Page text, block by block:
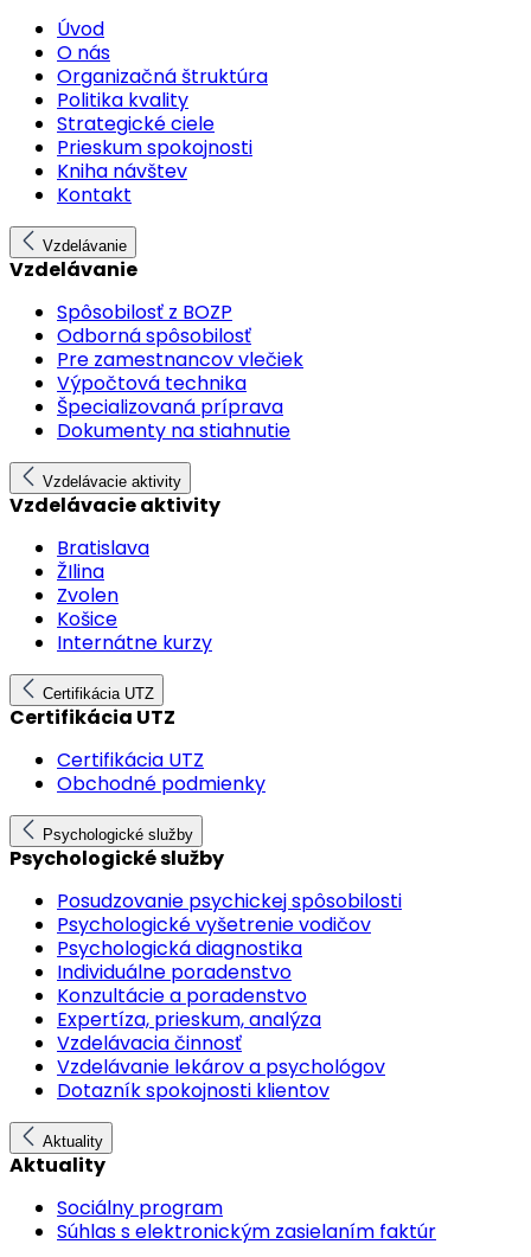
Úvod
O nás
Organizačná štruktúra
Politika kvality
Strategické ciele
Prieskum spokojnosti
Kniha návštev
Kontakt
Vzdelávanie
Vzdelávanie
Spôsobilosť z BOZP
Odborná spôsobilosť
Pre zamestnancov vlečiek
Výpočtová technika
Špecializovaná príprava
Dokumenty na stiahnutie
Vzdelávacie aktivity
Vzdelávacie aktivity
Bratislava
ŽIlina
Zvolen
Košice
Internátne kurzy
Certifikácia UTZ
Certifikácia UTZ
Certifikácia UTZ
Obchodné podmienky
Psychologické služby
Psychologické služby
Posudzovanie psychickej spôsobilosti
Psychologické vyšetrenie vodičov
Psychologická diagnostika
Individuálne poradenstvo
Konzultácie a poradenstvo
Expertíza, prieskum, analýza
Vzdelávacia činnosť
Vzdelávanie lekárov a psychológov
Dotazník spokojnosti klientov
Aktuality
Aktuality
Sociálny program
Súhlas s elektronickým zasielaním faktúr